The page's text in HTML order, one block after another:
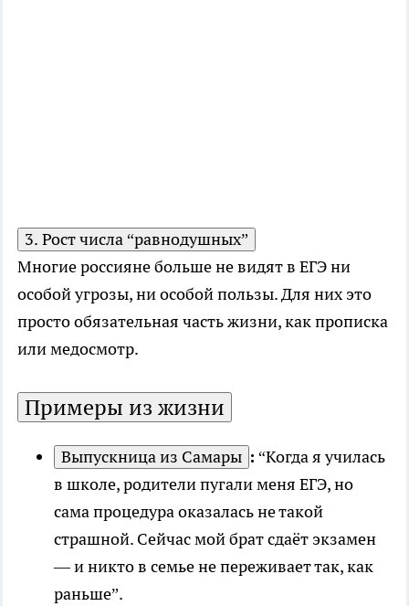
3. Рост числа “равнодушных”
Многие россияне больше не видят в ЕГЭ ни
особой угрозы, ни особой пользы. Для них это
просто обязательная часть жизни, как прописка
или медосмотр.
Примеры из жизни
Выпускница из Самары : “Когда я училась
в школе, родители пугали меня ЕГЭ, но
сама процедура оказалась не такой
страшной. Сейчас мой брат сдаёт экзамен
— и никто в семье не переживает так, как
раньше”.